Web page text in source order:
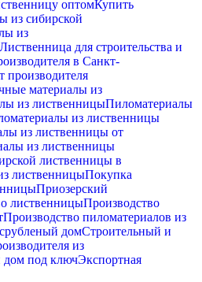
оптомКупить
из сибирской
из
Лиственница для строительства и
в Санкт-
производителя
материалы из
из лиственницыПиломатериалы
из лиственницы
из лиственницы от
из лиственницы
лиственницы в
лиственницыПокупка
Приозерский
лиственницыПроизводство
Производство пиломатериалов из
рубленый домСтроительный и
из
дом под ключЭкспортная